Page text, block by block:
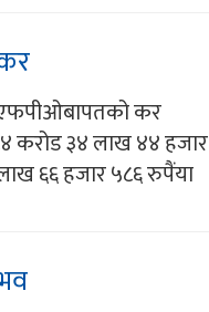
एफपीओबापतको कर
करोड ३४ लाख ४४ हजार
६६ हजार ५८६ रुपैंया